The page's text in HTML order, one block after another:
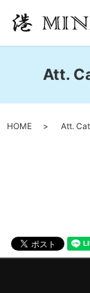
Att.
HOME Att.